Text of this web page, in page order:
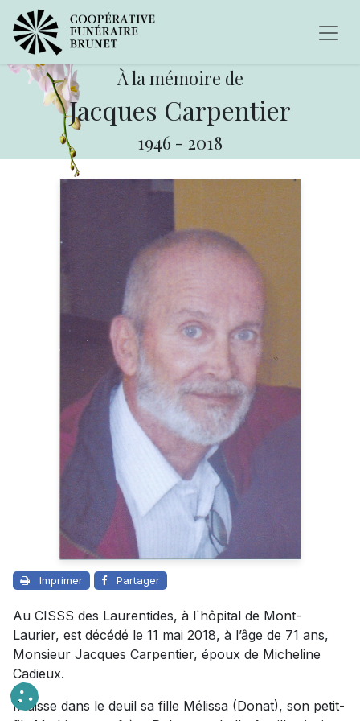
À la mémoire de
Jacques Carpentier
1946 - 2018
Imprimer Partager
Au CISSS des Laurentides, à l`hôpital de Mont-
Laurier, est décédé le 11 mai 2018, à l’âge de 71 ans,
Monsieur Jacques Carpentier, époux de Micheline
Cadieux.
Il laisse dans le deuil sa fille Mélissa (Donat), son petit-